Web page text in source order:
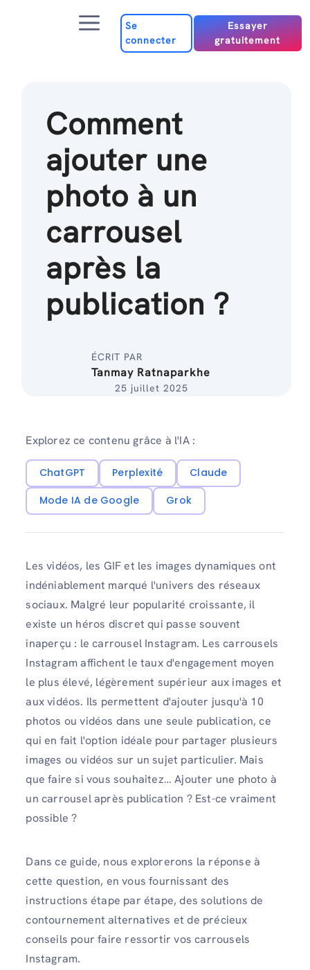
Menu
Se
connecter
Essayer
gratuitement
Comment
ajouter une
photo à un
carrousel
après la
publication ?
ÉCRIT PAR
Tanmay Ratnaparkhe
25 juillet 2025
Explorez ce contenu grâce à l'IA :
ChatGPT Perplexité
Claude
Mode IA de Google
Grok
Les vidéos, les GIF et les images dynamiques ont
indéniablement marqué l'univers des réseaux
sociaux. Malgré leur popularité croissante, il
existe un héros discret qui passe souvent
inaperçu : le carrousel Instagram. Les carrousels
Instagram affichent le taux d'engagement moyen
le plus élevé, légèrement supérieur aux images et
aux vidéos. Ils permettent d'ajouter jusqu'à 10
photos ou vidéos dans une seule publication, ce
qui en fait l'option idéale pour partager plusieurs
images ou vidéos sur un sujet particulier. Mais
que faire si vous souhaitez… Ajouter une photo à
un carrousel après publication ? Est-ce vraiment
possible ?
Dans ce guide, nous explorerons la réponse à
cette question, en vous fournissant des
instructions étape par étape, des solutions de
contournement alternatives et de précieux
conseils pour faire ressortir vos carrousels
Instagram.